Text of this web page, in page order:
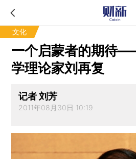
文化
一个启蒙者的期待
学理论家刘再复
记者 刘芳
2011年08月30日 10:19